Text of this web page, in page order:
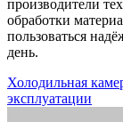
производители
обработки
пользоваться
день.
Навигация
по
Холодильная
эксплуатации